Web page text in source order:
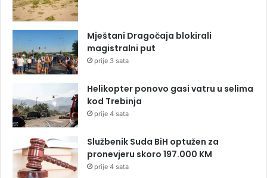
Mještani Dragočaja blokirali
magistralni put
prije 3 sata
Helikopter ponovo gasi vatru u selima
kod Trebinja
prije 4 sata
Službenik Suda BiH optužen za
pronevjeru skoro 197.000 KM
prije 4 sata